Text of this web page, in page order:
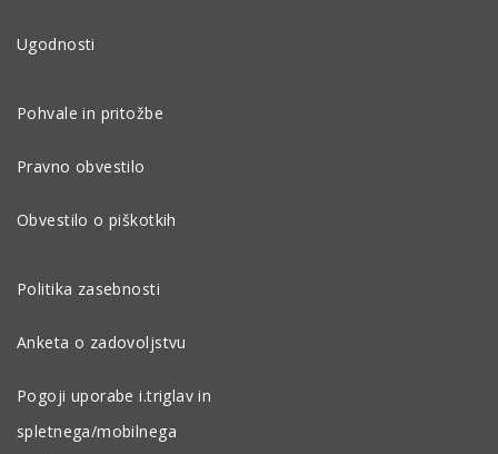
Ugodnosti
Pohvale in pritožbe
Pravno obvestilo
Obvestilo o piškotkih
Politika zasebnosti
Anketa o zadovoljstvu
Pogoji uporabe i.triglav in
spletnega/mobilnega